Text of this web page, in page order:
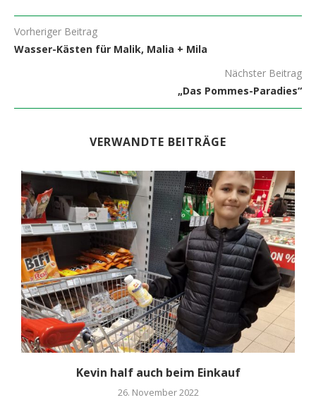
Vorheriger Beitrag
Wasser-Kästen für Malik, Malia + Mila
Nächster Beitrag
„Das Pommes-Paradies“
VERWANDTE BEITRÄGE
Kevin half auch beim Einkauf
26. November 2022